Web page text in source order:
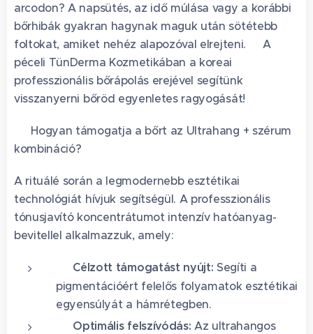
arcodon? A napsütés, az idő múlása vagy a korábbi
bőrhibák gyakran hagynak maguk után sötétebb
foltokat, amiket nehéz alapozóval elrejteni. 😔A
péceli TünDerma Kozmetikában a koreai
professzionális bőrápolás erejével segítünk
visszanyerni bőröd egyenletes ragyogását!
💡 Hogyan támogatja a bőrt az Ultrahang + szérum
kombináció?
A rituálé során a legmodernebb esztétikai
technológiát hívjuk segítségül. A professzionális
tónusjavító koncentrátumot intenzív hatóanyag-
bevitellel alkalmazzuk, amely:
✅ Célzott támogatást nyújt: Segíti a
pigmentációért felelős folyamatok esztétikai
egyensúlyát a hámrétegben.
✅ Optimális felszívódás: Az ultrahangos